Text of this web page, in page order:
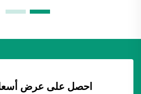
احصل على عرض